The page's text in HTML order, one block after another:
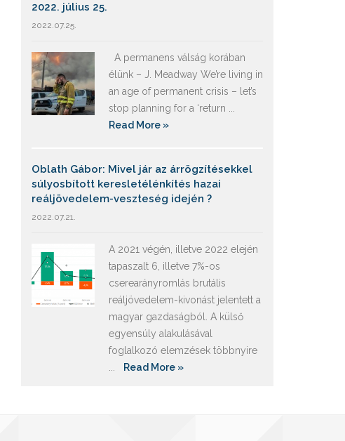
2022. július 25.
2022.07.25.
A permanens válság korában
élünk – J. Meadway We’re living in
an age of permanent crisis – let’s
stop planning for a ‘return ...
Read More »
Oblath Gábor: Mivel jár az árrögzítésekkel
súlyosbított keresletélénkítés hazai
reáljövedelem-veszteség idején ?
2022.07.21.
A 2021 végén, illetve 2022 elején
tapaszalt 6, illetve 7%-os
cserearányromlás brutális
reáljövedelem-kivonást jelentett a
magyar gazdaságból. A külső
egyensúly alakulásával
foglalkozó elemzések többnyire
Read More »